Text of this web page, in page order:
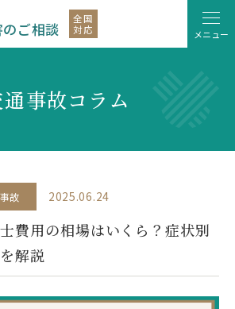
ご相談
全国
対応
メニュー
事故コラム
故 2025.06.24
費用の相場はいくら？症状別
解説